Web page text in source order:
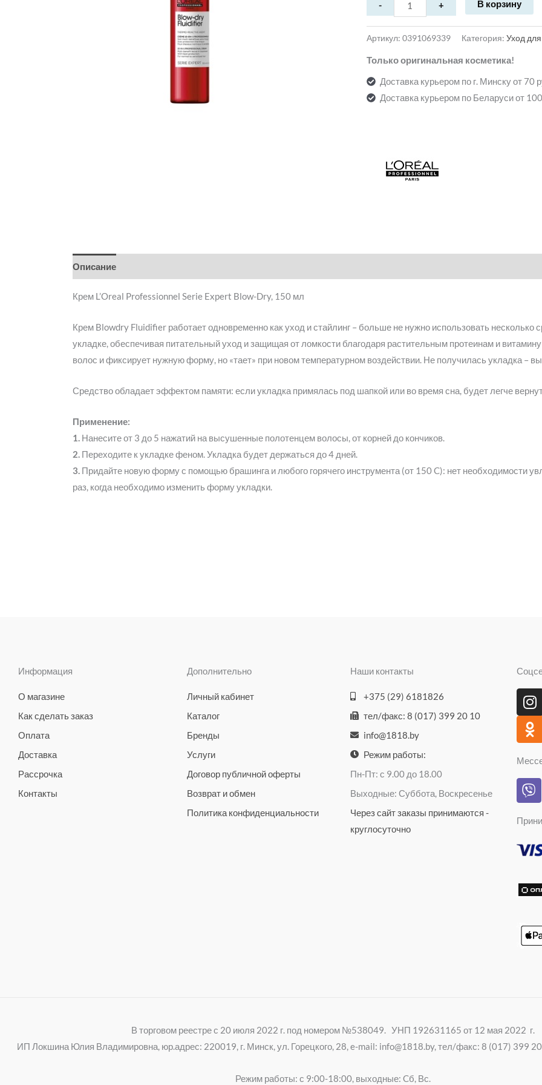
В корзину
Артикул: 0391069339 Категория: Уход
Только оригинальная косметика!
Доставка курьером по г. Минску от 70
Доставка курьером по Беларуси от
Описание
Крем L’Oreal Professionnel Serie Expert Blow-Dry, 150 мл
Крем Blowdry Fluidifier работает одновременно как уход и стайлинг – больше не нужно использовать несколько
укладке, обеспечивая питательный уход и защищая от ломкости благодаря растительным протеинам и
волос и фиксирует нужную форму, но «тает» при новом температурном воздействии. Не получилась укладка –
Средство обладает эффектом памяти: если укладка примялась под шапкой или во время сна, будет легче
Применение:
1. Нанесите от 3 до 5 нажатий на высушенные полотенцем волосы, от корней до кончиков.
2. Переходите к укладке феном. Укладка будет держаться до 4 дней.
3. Придайте новую форму с помощью брашинга и любого горячего инструмента (от 150 C): нет необходимости
раз, когда необходимо изменить форму укладки.
Информация
О магазине
Как сделать заказ
Оплата
Доставка
Рассрочка
Контакты
Дополнительно
Личный кабинет
Каталог
Бренды
Услуги
Договор публичной оферты
Возврат и обмен
Политика конфиденциальности
Наши контакты
+375 (29) 6181826
тел/факс: 8 (017) 399 20 10
info@1818.by
Режим работы:
Пн-Пт: с 9.00 до 18.00
Выходные: Суббота, Воскресенье
Через сайт заказы принимаются -
круглосуточно
I
n
s
t
a
r
a
m
O
d
n
o
k
a
s
s
i
k
V
i
e
В торговом реестре с 20 июля 2022 г. под номером №538049. УНП 192631165 от 12 мая 2022 г.
ИП Локшина Юлия Владимировна, юр.адрес: 220019, г. Минск, ул. Горецкого, 28, e-mail: info@1818.by, тел/факс: 8 (017) 399
Режим работы: с 9:00-18:00, выходные: Cб, Вс.